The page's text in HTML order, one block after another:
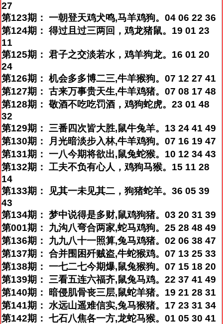
27
第123期： 一朝登天鸡犬鸣,马羊鸡狗。04 06 22 36
第124期： 得过且过三两回，鸡龙猪鼠。19 01 23
11
第125期： 君子之交淡若水，鸡羊狗龙。16 01 20
24
第126期： 机会多多博二三,牛羊猴狗。07 12 27 41
第127期： 古来万事贵天生,牛羊鸡猪。07 08 17 48
第128期： 敬酒不吃吃罚酒，鸡狗蛇虎。23 01 48
32
第129期： 三番四次皆大胜,鼠牛兔羊。13 24 41 49
第130期： 月光暗淡步入林,牛羊鸡狗。07 16 19 47
第131期： 一八今期将欲出,鼠兔蛇猴。10 12 34 43
第132期： 工夫不负有心人，鸡狗马猴。15 11 28
14
第133期： 见其一未见其二，狗猪蛇羊。36 05 39
43
第134期： 梦中说得是多财,鼠鸡狗猪。03 20 31 39
第001期： 九沟八弯合两家,蛇马鸡狗。25 28 48 49
第136期： 九九八十一照算,兔马鸡猪。02 06 38 47
第137期： 合并围困歼贼盗,牛蛇猴鸡。07 13 25 33
第138期： 一七二七今期爆,鼠兔猴狗。07 15 18 20
第139期： 三看五连六福齐,鼠兔马鸡。22 37 41 49
第140期： 暗侵肌骨丧三层,鼠蛇羊猪。19 21 28 31
第141期： 水远山遥难信实,兔马猴猪。17 23 31 34
第142期： 七石八焦各一方,龙蛇马猴。01 05 30 41